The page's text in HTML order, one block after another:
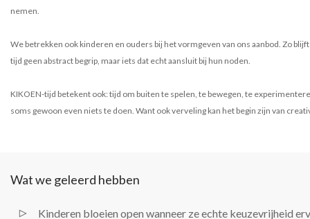
nemen.
We betrekken ook kinderen en ouders bij het vormgeven van ons aanbod. Zo
tijd geen abstract begrip, maar iets dat echt aansluit bij hun noden.
KIKOEN-tijd betekent ook: tijd om buiten te spelen, te bewegen, te
soms gewoon even niets te doen. Want ook verveling kan het begin zijn van
Wat we geleerd hebben
Kinderen bloeien open wanneer ze echte keuzevrijheid